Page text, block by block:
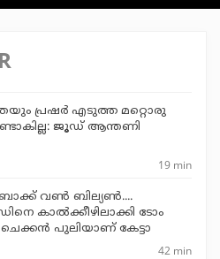
പ്രഷര്‍ എടുത്ത മറ്റൊരു
ജൂഡ് ആന്തണി
19 min
വണ്‍ ബില്യണ്‍....
കാല്‍ക്കീഴിലാക്കി ടോം
പുലിയാണ് കേട്ടാ
42 min